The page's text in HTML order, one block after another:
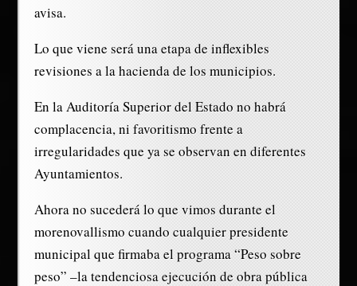
avisa.
Lo que viene será una etapa de inflexibles
revisiones a la hacienda de los municipios.
En la Auditoría Superior del Estado no habrá
complacencia, ni favoritismo frente a
irregularidades que ya se observan en diferentes
Ayuntamientos.
Ahora no sucederá lo que vimos durante el
morenovallismo cuando cualquier presidente
municipal que firmaba el programa “Peso sobre
peso” –la tendenciosa ejecución de obra pública